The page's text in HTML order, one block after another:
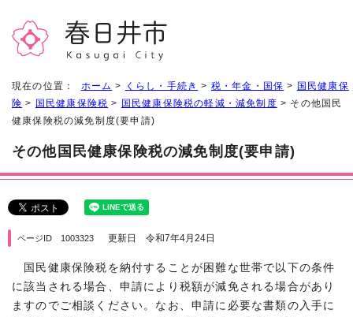
現在の位置： ホーム > くらし・手続き > 税・年金・国保 > 国民健康保
険 > 国民健康保険税 > 国民健康保険税の軽減・減免制度 > その他国民
健康保険税の減免制度(要申請)
その他国民健康保険税の減免制度(要申請)
ページID 1003323 更新日 令和7年4月24日
国民健康保険税を納付することが困難な世帯で以下の条件
に該当される場合、申請により税額が減免される場合があり
ますのでご相談ください。なお、申請に必要な書類の入手に